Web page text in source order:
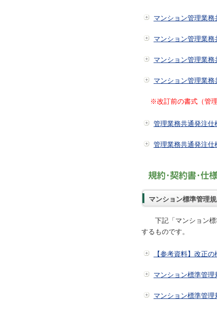
マンション管理業
マンション管理業務
マンション管理業務
マンション管理業務
※改訂前の書式（管理
管理業務共通発注仕
管理業務共通発注仕
マンション標準管理
下記「マンション標
するものです。
【参考資料】改正の
マンション標準管
マンション標準管